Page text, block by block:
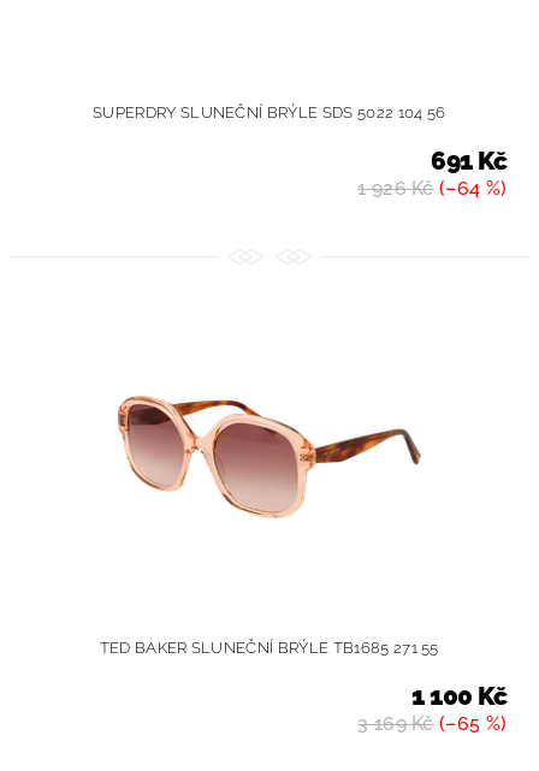
SUPERDRY SLUNEČNÍ BRÝLE SDS 5022 104 56
1 926 Kč(–64 %)
691 Kč
TED BAKER SLUNEČNÍ BRÝLE TB1685 271 55
3 169 Kč(–65 %)
1 100 Kč